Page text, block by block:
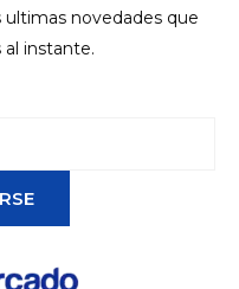
novedades que
instante.